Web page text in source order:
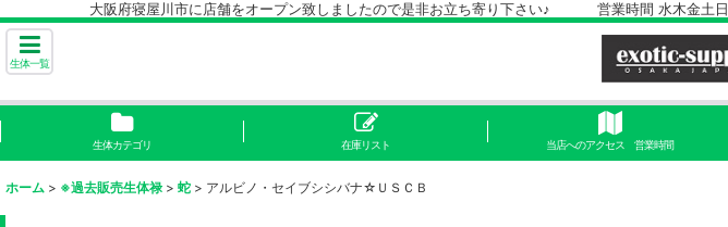
大阪府寝屋川市に店舗をオープン致しましたので是非お立ち寄り下さい♪ 営業時間 水木金土日
生体一覧
生体カテゴリ 在庫リスト 当店へのアクセス 営業時間
ホーム > ※過去販売生体禄 > 蛇 > アルビノ・セイブシシバナ☆ＵＳＣＢ